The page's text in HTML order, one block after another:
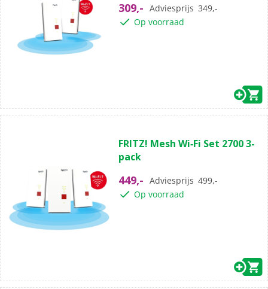
sterren.
309,- Adviesprijs 349,-
Op voorraad
van
de
sterren.
FRITZ! Mesh Wi‑Fi Set 2700 3-
pack
449,- Adviesprijs 499,-
Op voorraad